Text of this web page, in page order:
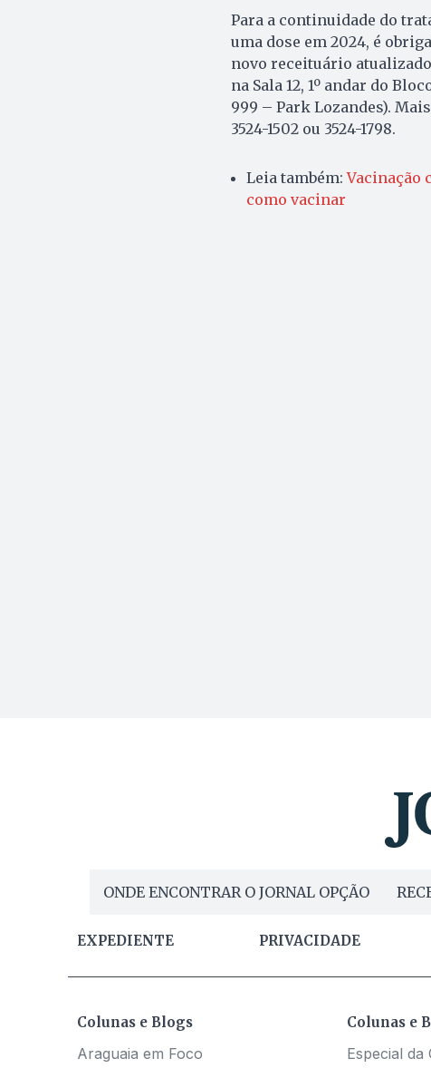
Para a continuidade do
uma dose em 2024, é
novo receituário
na Sala 12, 1º andar do
999 – Park Lozandes).
3524-1502 ou 3524-1798.
Leia também:Vacinação
como vacinar
ONDE ENCONTRAR O JORNAL OPÇÃO
EXPEDIENTE PRIVACIDADE
Colunas e Blogs
Araguaia em Foco
Colunas e
Especial da